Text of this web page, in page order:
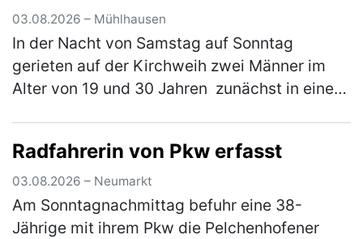
03.08.2026 – Mühlhausen
In der Nacht von Samstag auf Sonntag
gerieten auf der Kirchweih zwei Männer im
Alter von 19 und 30 Jahren zunächst in einen
Radfahrerin von Pkw erfasst
03.08.2026 – Neumarkt
Am Sonntagnachmittag befuhr eine 38-
Jährige mit ihrem Pkw die Pelchenhofener